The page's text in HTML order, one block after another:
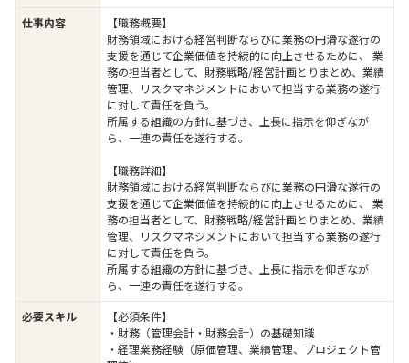
仕事内容
【職務概要】
財務領域における経営判断ならびに業務の円滑な遂行の
支援を通じて企業価値を持続的に向上させるために、 業
務の担当者として、財務戦略/経営計画とりまとめ、業績
管理、リスクマネジメントにおいて担当する業務の遂行
に対して責任を負う。
所属する組織の方針に基づき、上長に指示を仰ぎなが
ら、一連の責任を遂行する。
【職務詳細】
財務領域における経営判断ならびに業務の円滑な遂行の
支援を通じて企業価値を持続的に向上させるために、 業
務の担当者として、財務戦略/経営計画とりまとめ、業績
管理、リスクマネジメントにおいて担当する業務の遂行
に対して責任を負う。
所属する組織の方針に基づき、上長に指示を仰ぎなが
ら、一連の責任を遂行する。
必要スキル
【必須条件】
・財務（管理会計・財務会計）の基礎知識
・経理業務経験（原価管理、業績管理、プロジェクト管